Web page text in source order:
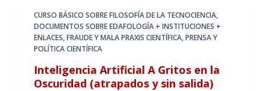
CURSO BÁSICO SOBRE FILOSOFÍA DE LA TECNOCIENCIA,
DOCUMENTOS SOBRE EDAFOLOGÍA + INSTITUCIONES +
ENLACES,FRAUDE Y MALA PRAXIS CIENTÍFICA,PRENSA Y
POLÍTICA CIENTÍFICA
Inteligencia Artificial A Gritos en la
Oscuridad (atrapados y sin salida)